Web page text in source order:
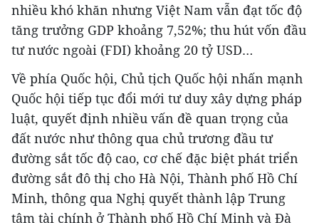
nhiều khó khăn nhưng Việt Nam vẫn đạt tốc độ
tăng trưởng GDP khoảng 7,52%; thu hút vốn đầu
tư nước ngoài (FDI) khoảng 20 tỷ USD…
Về phía Quốc hội, Chủ tịch Quốc hội nhấn mạnh
Quốc hội tiếp tục đổi mới tư duy xây dựng pháp
luật, quyết định nhiều vấn đề quan trọng của
đất nước như thông qua chủ trương đầu tư
đường sắt tốc độ cao, cơ chế đặc biệt phát triển
đường sắt đô thị cho Hà Nội, Thành phố Hồ Chí
Minh, thông qua Nghị quyết thành lập Trung
tâm tài chính ở Thành phố Hồ Chí Minh và Đà